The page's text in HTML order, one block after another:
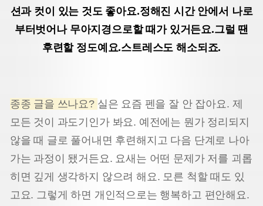
션과 컷이 있는 것도 좋아요.정해진 시간 안에서 나로
부터 벗어나 무아지경으로할 때가 있거든요.그럴 땐
후련할 정도예요.스트레스도 해소되죠.
종종 글을 쓰나요? 실은 요즘 펜을 잘 안 잡아요. 제
모든 것이 과도기인가 봐요. 예전에는 뭔가 정리되지
않을 때 글로 풀어내면 후련해지고 다음 단계로 나아
가는 과정이 됐거든요. 요새는 어떤 문제가 저를 괴롭
히면 깊게 생각하지 않으려 해요. 모른 척할 때도 있
고요. 그렇게 하면 개인적으로는 행복하고 편안해요.